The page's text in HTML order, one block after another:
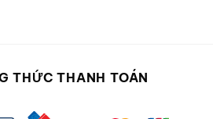
THỨC THANH TOÁN